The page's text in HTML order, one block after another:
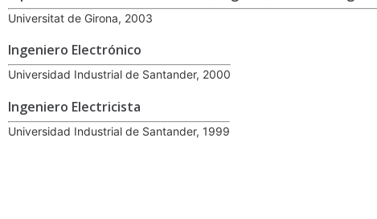
Universitat de Girona, 2003
Ingeniero Electrónico
Universidad Industrial de Santander, 2000
Ingeniero Electricista
Universidad Industrial de Santander, 1999